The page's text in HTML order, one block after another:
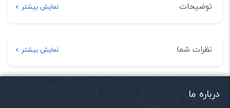
توضیحات نمایش بیشتر
نظرات شما نمایش بیشتر
هیچ دیدگاهی برای این محصول نوشته نشده است.
اولین نفری باشید که دیدگاهی را ارسال می کنید برای “کابل
درباره ما